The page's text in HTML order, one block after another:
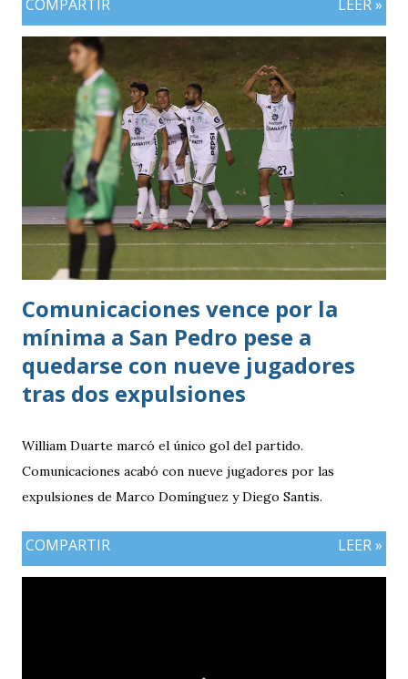
El área de la General Sur con entrada independiente será
ahora la localidad para los visitantes. En resumen el aforo
del estadio queda ahora en 7 mil aficionados. Este domingo
se implementará un parqueo cuyo costo es de Q25
quetzales pero tiene un cupo limitadp. Continúa vigente el
servicio anterior en donde los aficionados se podrán
estacionar en el Parqueo de Tikal Futura. via.
COMPARTIR LEER »
Comunicaciones vence por la
mínima a San Pedro pese a
quedarse con nueve jugadores
tras dos expulsiones
William Duarte marcó el único gol del partido.
Comunicaciones acabó con nueve jugadores por las
expulsiones de Marco Domínguez y Diego Santis.
COMPARTIR LEER »